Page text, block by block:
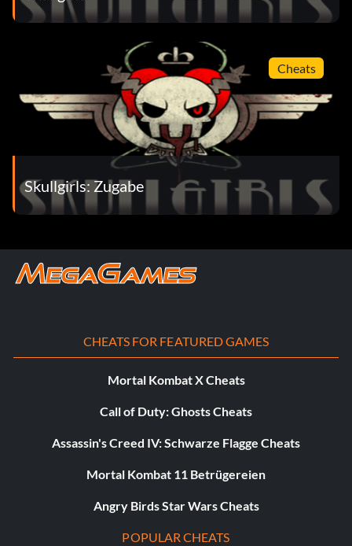
Cheats
Skullgirls: Zugabe
CHEATS FOR FEATURED GAMES
Mortal Kombat X Cheats
Call of Duty: Ghosts Cheats
Assassin's Creed IV: Schwarze Flagge Cheats
Mortal Kombat 11 Betrügereien
Angry Birds Star Wars Cheats
POPULAR CHEATS